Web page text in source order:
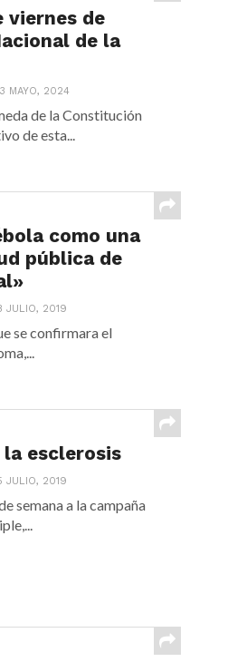
viernes de
de la
MAYO, 2024
de la Constitución
de esta...
como una
pública de
JULIO, 2019
se confirmara el
esclerosis
JULIO, 2019
semana a la campaña